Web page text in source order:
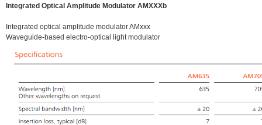
Integrated Optical Amplitude Modulator AMXXXb
Integrated optical amplitude modulator AMxxx
Waveguide-based electro-optical light modulator